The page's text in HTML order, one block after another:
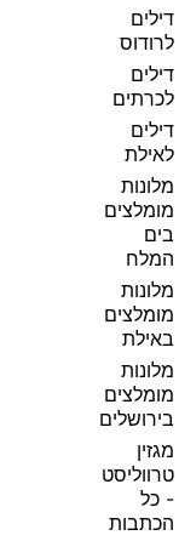
דילים
לרודוס
דילים
לכרתים
דילים
לאילת
מלונות
מומלצים
בים
המלח
מלונות
מומלצים
באילת
מלונות
מומלצים
בירושלים
מגזין
טרווליסט
- כל
הכתבות